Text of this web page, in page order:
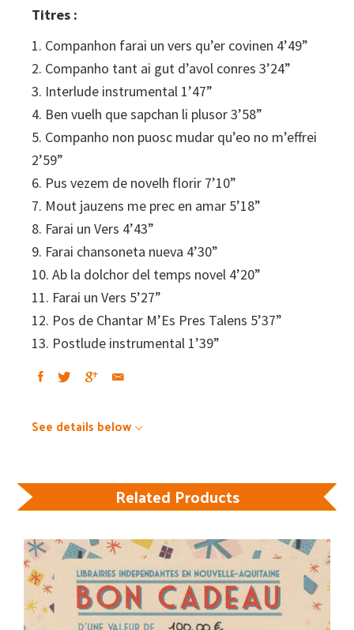
Titres :
1. Companhon farai un vers qu’er covinen 4’49”
2. Companho tant ai gut d’avol conres 3’24”
3. Interlude instrumental 1’47”
4. Ben vuelh que sapchan li plusor 3’58”
5. Companho non puosc mudar qu’eo no m’effrei
2’59”
6. Pus vezem de novelh florir 7’10”
7. Mout jauzens me prec en amar 5’18”
8. Farai un Vers 4’43”
9. Farai chansoneta nueva 4’30”
10. Ab la dolchor del temps novel 4’20”
11. Farai un Vers 5’27”
12. Pos de Chantar M’Es Pres Talens 5’37”
13. Postlude instrumental 1’39”
See details below
Related Products